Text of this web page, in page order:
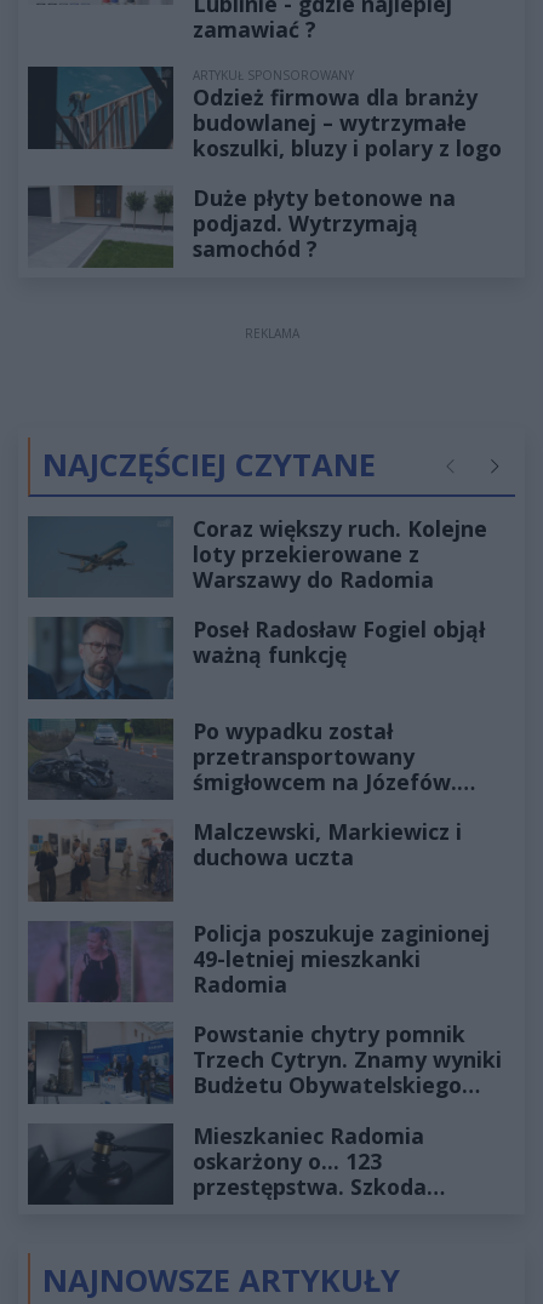
zamawiać ?
ARTYKUŁ SPONSOROWANY
Odzież firmowa dla branży
budowlanej – wytrzymałe
koszulki, bluzy i polary z logo
Duże płyty betonowe na
podjazd. Wytrzymają
samochód ?
REKLAMA
NAJCZĘŚCIEJ CZYTANE Poprzednie
Coraz większy ruch. Kolejne
loty przekierowane z
Warszawy do Radomia
Poseł Radosław Fogiel objął
ważną funkcję
Po wypadku został
przetransportowany
śmigłowcem na Józefów.
Malczewski, Markiewicz i
duchowa uczta
Policja poszukuje zaginionej
49-letniej mieszkanki
Radomia
Powstanie chytry pomnik
Trzech Cytryn. Znamy wyniki
Budżetu Obywatelskiego
Mieszkaniec Radomia
oskarżony o... 123
przestępstwa. Szkoda
NAJNOWSZE ARTYKUŁY